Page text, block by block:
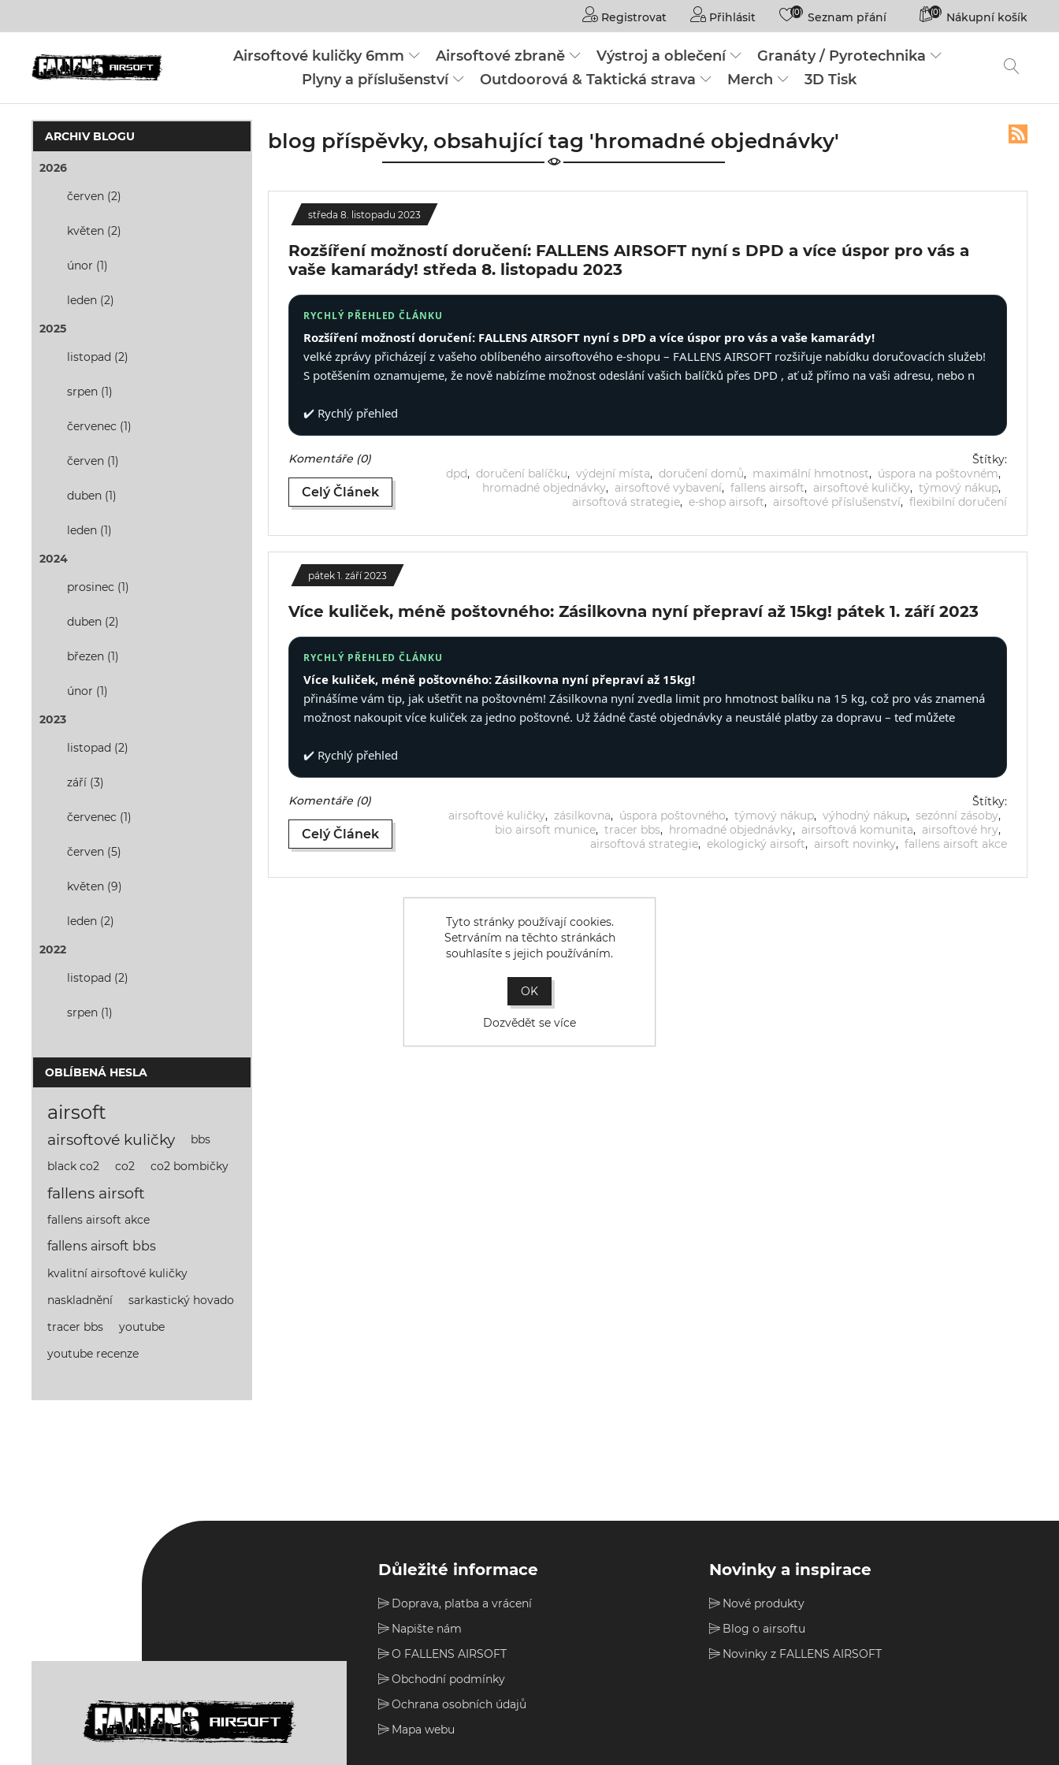
Registrovat Přihlásit (0) Seznam přání (0) Nákupní košík
Airsoftové kuličky 6mm Airsoftové zbraně Výstroj a oblečení
Granáty / Pyrotechnika
Plyny a příslušenství
Outdoorová & Taktická strava Merch 3D Tisk
ARCHIV BLOGU
2026
červen (2)
květen (2)
únor (1)
leden (2)
2025
listopad (2)
srpen (1)
červenec (1)
červen (1)
duben (1)
leden (1)
2024
prosinec (1)
duben (2)
březen (1)
únor (1)
2023
listopad (2)
září (3)
červenec (1)
červen (5)
květen (9)
leden (2)
2022
listopad (2)
srpen (1)
OBLÍBENÁ HESLA
airsoft
airsoftové kuličky bbs
black co2 co2 co2 bombičky
fallens airsoft
fallens airsoft akce
fallens airsoft bbs
kvalitní airsoftové kuličky
naskladnění sarkastický hovado
tracer bbs
youtube
youtube recenze
blog příspěvky, obsahující tag 'hromadné objednávky'
středa 8. listopadu 2023
Rozšíření možností doručení: FALLENS AIRSOFT nyní s DPD a více úspor pro vás a
vaše kamarády! středa 8. listopadu 2023
RYCHLÝ PŘEHLED ČLÁNKU
Rozšíření možností doručení: FALLENS AIRSOFT nyní s DPD a více úspor pro vás a vaše kamarády!
velké zprávy přicházejí z vašeho oblíbeného airsoftového e-shopu – FALLENS AIRSOFT rozšiřuje nabídku doručovacích služeb!
S potěšením oznamujeme, že nově nabízíme možnost odeslání vašich balíčků přes DPD , ať už přímo na vaši adresu, nebo n
✔️ Rychlý přehled
Štítky:
dpd, doručení balíčku, výdejní místa, doručení domů, maximální hmotnost, úspora na poštovném,
hromadné objednávky, airsoftové vybavení, fallens airsoft, airsoftové kuličky, týmový nákup,
airsoftová strategie, e-shop airsoft, airsoftové příslušenství, flexibilní doručení
Komentáře (0)
Celý Článek
pátek 1. září 2023
Více kuliček, méně poštovného: Zásilkovna nyní přepraví až 15kg! pátek 1. září 2023
RYCHLÝ PŘEHLED ČLÁNKU
Více kuliček, méně poštovného: Zásilkovna nyní přepraví až 15kg!
přinášíme vám tip, jak ušetřit na poštovném! Zásilkovna nyní zvedla limit pro hmotnost balíku na 15 kg, což pro vás znamená
možnost nakoupit více kuliček za jedno poštovné. Už žádné časté objednávky a neustálé platby za dopravu – teď můžete
✔️ Rychlý přehled
Štítky:
airsoftové kuličky, zásilkovna, úspora poštovného, týmový nákup, výhodný nákup, sezónní zásoby,
bio airsoft munice, tracer bbs, hromadné objednávky, airsoftová komunita, airsoftové hry,
airsoftová strategie, ekologický airsoft, airsoft novinky, fallens airsoft akce
Komentáře (0)
Celý Článek
Důležité informace
Doprava, platba a vrácení
Napište nám
O FALLENS AIRSOFT
Obchodní podmínky
Ochrana osobních údajů
Mapa webu
Novinky a inspirace
Nové produkty
Blog o airsoftu
Novinky z FALLENS AIRSOFT
Tyto stránky používají cookies.
Setrváním na těchto stránkách
souhlasíte s jejich používáním.
OK
Dozvědět se více